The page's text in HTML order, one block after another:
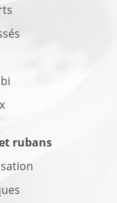
rubans